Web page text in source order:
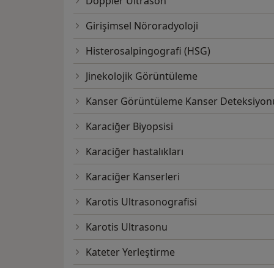
Girişimsel Nöroradyoloji
Histerosalpingografi (HSG)
Jinekolojik Görüntüleme
Kanser Görüntüleme Kanser
Karaciğer Biyopsisi
Karaciğer hastalıkları
Karaciğer Kanserleri
Karotis Ultrasonografisi
Karotis Ultrasonu
Kateter Yerleştirme